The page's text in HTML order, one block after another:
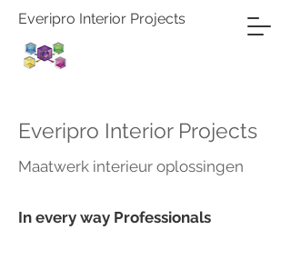
Everipro Interior Projects
Everipro Interior Projects
Maatwerk interieur oplossingen
In every way Professionals